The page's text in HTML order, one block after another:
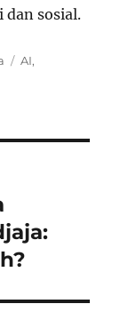
sosial.
Tags
AI,